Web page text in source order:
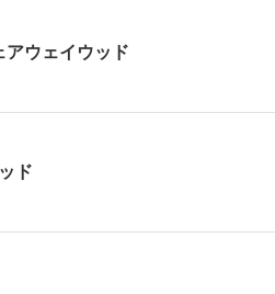
アウェイウッド
ド